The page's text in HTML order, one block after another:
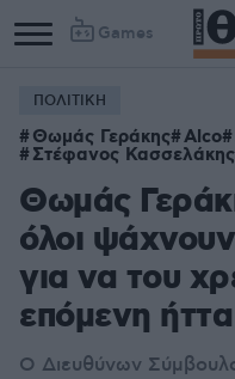
Games
ΠΟΛΙΤΙΚΗ
Θωμάς Γεράκης Alco
Στέφανος Κασσελάκης
Θωµάς
όλοι
για να του
επόµενη ήττα
Ο Διευθύνων